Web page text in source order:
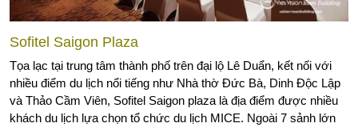
Sofitel Saigon Plaza
Tọa lạc tại trung tâm thành phố trên đại lộ Lê Duẩn, kết nối với
nhiều điểm du lịch nổi tiếng như Nhà thờ Đức Bà, Dinh Độc Lập
và Thảo Cầm Viên, Sofitel Saigon plaza là địa điểm được nhiều
khách du lịch lựa chọn tổ chức du lịch MICE. Ngoài 7 sảnh lớn